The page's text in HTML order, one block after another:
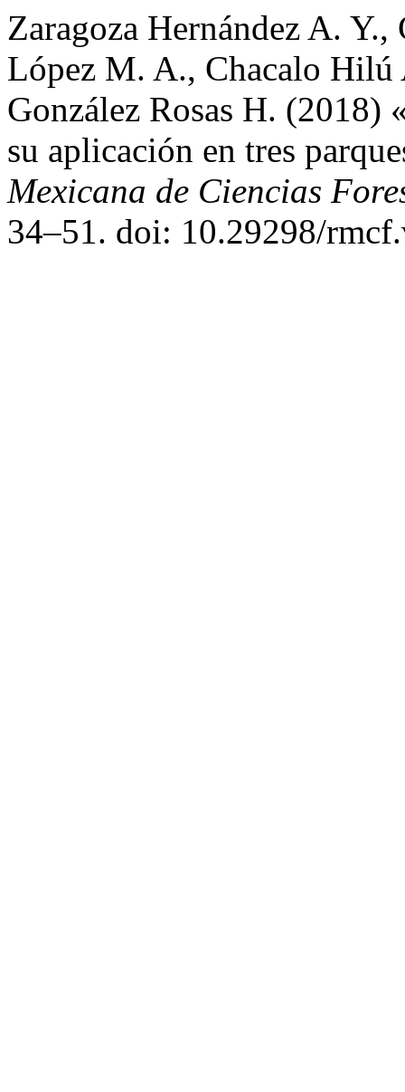
Zaragoza Hernández A.
López M. A., Chacalo
González Rosas H. (2018)
su aplicación en tres
Mexicana de Ciencias
34–51. doi: 10.29298/